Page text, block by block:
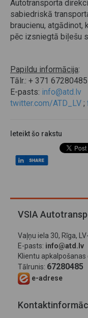
Autotransporta
sabiedriskā
braucienu,
pēc izsniegtā biļešu
Papildu informācija:
Tālr.: + 371 67280485
E-pasts: info@atd.lv
twitter.com/ATD_LV ;
Ieteikt šo rakstu
VSIA
Vaļņu iela 30, Rīga,
E-pasts: info@atd.lv
Klientu apkalpošanas
Tālrunis: 67280485
e-adrese